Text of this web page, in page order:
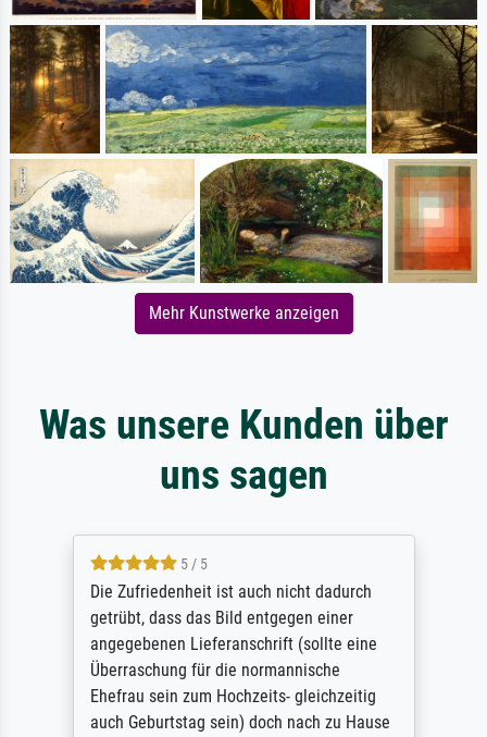
Mehr Kunstwerke anzeigen
Was unsere Kunden über
uns sagen
5 / 5
Die Zufriedenheit ist auch nicht dadurch
getrübt, dass das Bild entgegen einer
angegebenen Lieferanschrift (sollte eine
Überraschung für die normannische
Ehefrau sein zum Hochzeits- gleichzeitig
auch Geburtstag sein) doch nach zu Hause